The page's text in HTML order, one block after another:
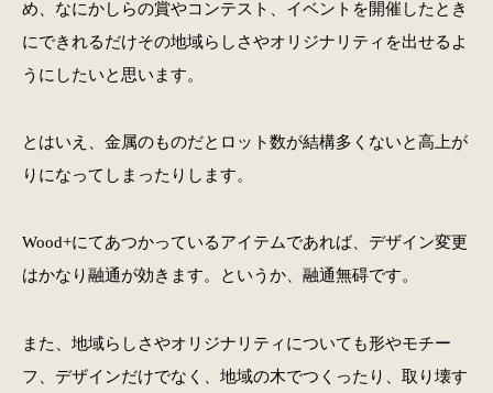
め、なにかしらの賞やコンテスト、イベントを開催したとき
にできれるだけその地域らしさやオリジナリティを出せるよ
うにしたいと思います。
とはいえ、金属のものだとロット数が結構多くないと高上が
りになってしまったりします。
Wood+にてあつかっているアイテムであれば、デザイン変更
はかなり融通が効きます。というか、融通無碍です。
また、地域らしさやオリジナリティについても形やモチー
フ、デザインだけでなく、地域の木でつくったり、取り壊す